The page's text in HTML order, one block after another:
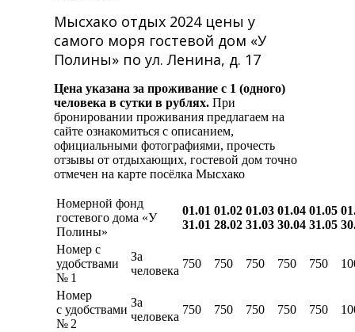
Мысхако отдых 2024 цены у
самого моря гостевой дом «У
Полины» по ул. Ленина, д. 17
Цена указана за проживание с 1 (одного)
человека в сутки в рублях. При
бронировании проживания предлагаем на
сайте ознакомиться с описанием,
официальными фотографиями, прочесть
отзывы от отдыхающих, гостевой дом точно
отмечен на карте посёлка Мысхако
Номерной фонд
гостевого дома «У
Полины»
01.01
31.01
01.02
28.02
01.03
31.03
01.04
30.04
01.05
31.05
Номер с
удобствами
№ 1
За
человека
750 750 750 750 750
Номер
с удобствами
№ 2
За
человека
750 750 750 750 750